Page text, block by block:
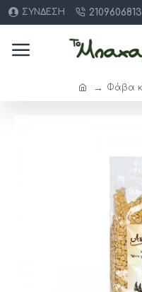
ΣΎΝΔΕΣΗ 2109606813
Φάβα